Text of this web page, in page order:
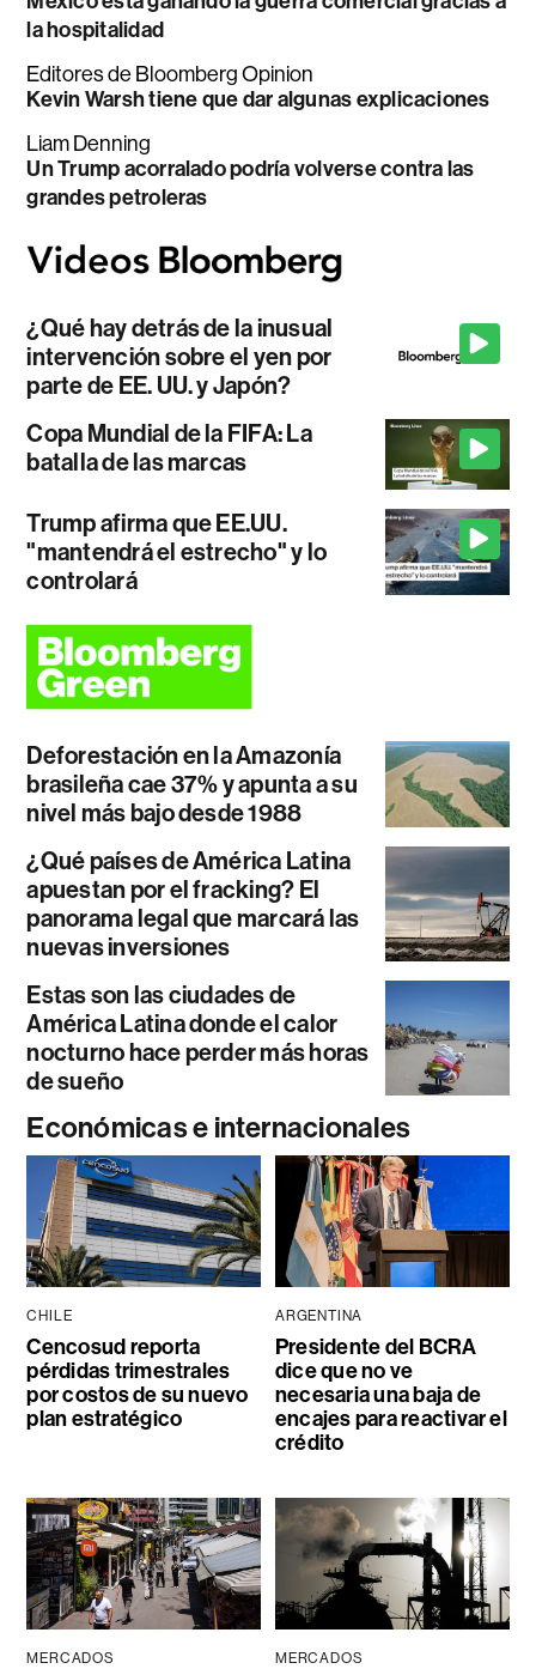
la hospitalidad
Editores de Bloomberg Opinion
Kevin Warsh tiene que dar algunas explicaciones
Liam Denning
Un Trump acorralado podría volverse contra las
grandes petroleras
¿Qué hay detrás de la inusual
intervención sobre el yen por
parte de EE. UU. y Japón?
Copa Mundial de la FIFA: La
batalla de las marcas
Trump afirma que EE.UU.
"mantendrá el estrecho" y lo
controlará
Deforestación en la Amazonía
brasileña cae 37% y apunta a su
nivel más bajo desde 1988
¿Qué países de América Latina
apuestan por el fracking? El
panorama legal que marcará las
nuevas inversiones
Estas son las ciudades de
América Latina donde el calor
nocturno hace perder más horas
de sueño
Económicas e internacionales
CHILE
Cencosud reporta
pérdidas trimestrales
por costos de su nuevo
plan estratégico
ARGENTINA
Presidente del BCRA
dice que no ve
necesaria una baja de
encajes para reactivar el
crédito
MERCADOS MERCADOS